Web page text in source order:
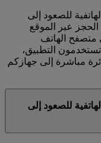
للصعود إلى
عبر الموقع
متصفح الهاتف
تستخدمون التطبيق،
مباشرة إلى جهازكم
للصعود إلى